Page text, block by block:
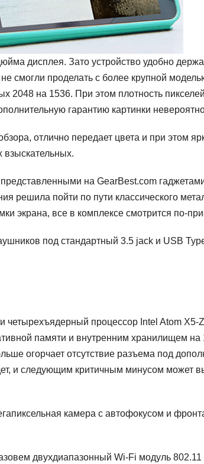
дисплея. Зато устройство удобно
смогли проделать с более крупной
на 1536. При этом плотность
гарантию картинки
отлично передает цвета и при этом
взыскательных.
на GearBest.com
решила пойти по пути классического
экрана, все в комплексе смотрится по-
под стандартный 3.5 jack и USB
четырехъядерный процессор Intel Atom
памяти и внутренним хранилищем на
огорчает отсутствие разъема под
и следующим критичным минусом может
камера с автофокусом и
двухдиапазонный Wi-Fi модуль